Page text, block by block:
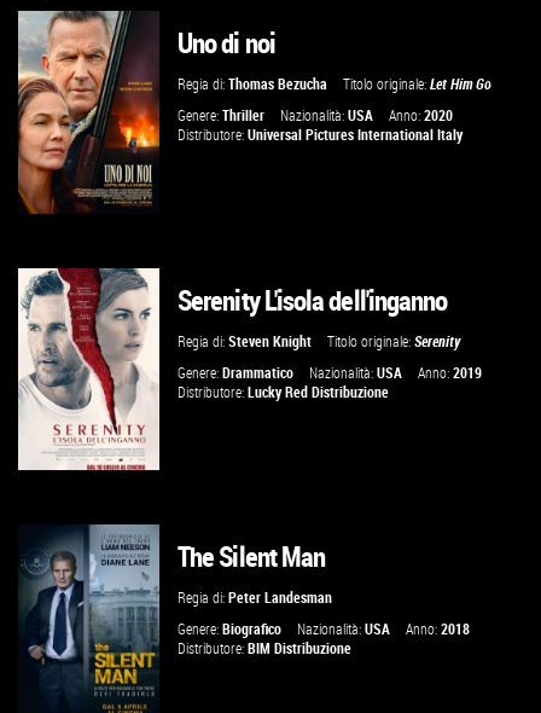
GUARDA IL TRAILER
VAI ALLA SCHEDA
Uno di noi
Regia di:Thomas Bezucha Titolo originale:Let Him Go
Genere:Thriller Nazionalità:USA Anno:2020
Distributore:Universal Pictures International Italy
GUARDA IL TRAILER
VAI ALLA SCHEDA
Serenity L'isola dell'inganno
Regia di:Steven Knight Titolo originale:Serenity
Genere:Drammatico Nazionalità:USA Anno:2019
Distributore:Lucky Red Distribuzione
The Silent Man
Regia di:Peter Landesman
Genere:Biografico Nazionalità:USA Anno:2018
Distributore:BIM Distribuzione